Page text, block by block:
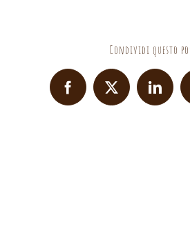
Condividi questo
Facebook
X